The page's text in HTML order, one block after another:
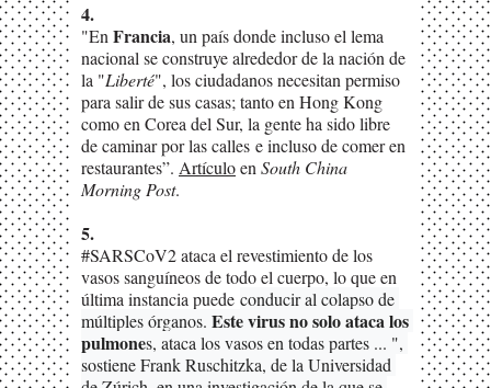
4.
"En Francia, un país donde incluso el lema
nacional se construye alrededor de la nación de
la "Liberté", los ciudadanos necesitan permiso
para salir de sus casas; tanto en Hong Kong
como en Corea del Sur, la gente ha sido libre
de caminar por las calles e incluso de comer en
restaurantes”. Artículoen South China
Morning Post.
5.
#SARSCoV2 ataca el revestimiento de los
vasos sanguíneos de todo el cuerpo, lo que en
última instancia puede conducir al colapso de
múltiples órganos. Este virus no solo ataca los
pulmones, ataca los vasos en todas partes ... ",
sostiene Frank Ruschitzka, de la Universidad